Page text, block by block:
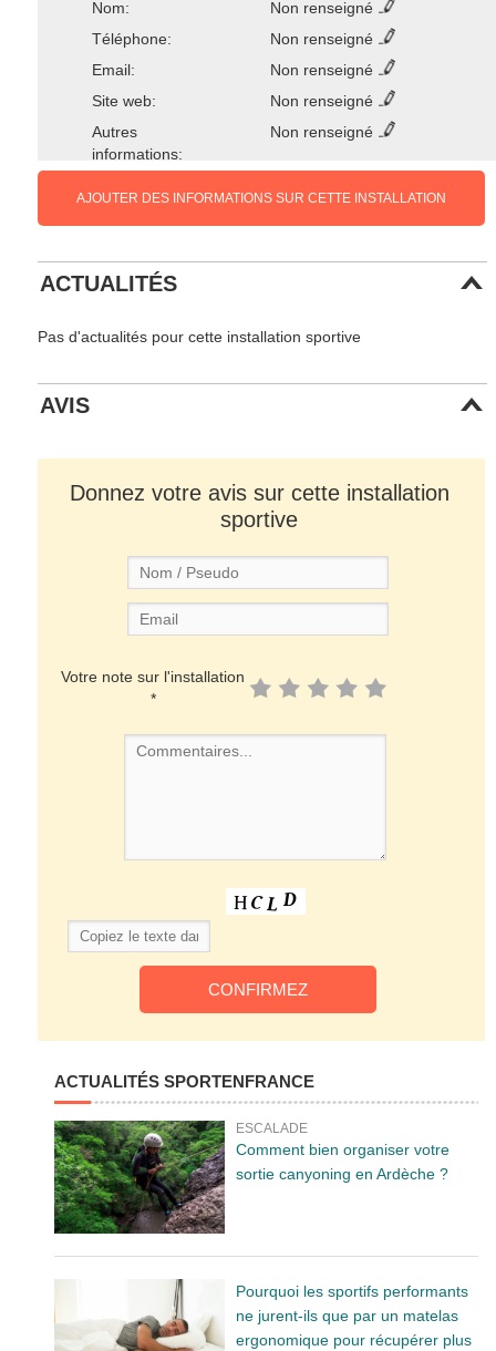
Nom:
Non renseigné
Téléphone:
Non renseigné
Email:
Non renseigné
Site web:
Non renseigné
Autres
informations:
Non renseigné
AJOUTER DES INFORMATIONS SUR CETTE INSTALLATION
ACTUALITÉS
Pas d'actualités pour cette installation sportive
AVIS
Donnez votre avis sur cette installation
sportive
Votre note sur l'installation
*
ACTUALITÉS SPORTENFRANCE
ESCALADE
Comment bien organiser votre
sortie canyoning en Ardèche ?
Pourquoi les sportifs performants
ne jurent-ils que par un matelas
ergonomique pour récupérer plus